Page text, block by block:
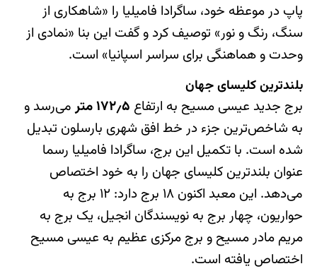
پاپ در موعظه خود، ساگرادا فامیلیا را «شاهکاری از
سنگ، رنگ و نور» توصیف کرد و گفت این بنا «نمادی از
وحدت و هماهنگی برای سراسر اسپانیا» است.
بلندترین کلیسای جهان
برج جدید عیسی مسیح به ارتفاع ۱۷۲٫۵ متر
می‌رسد و
به شاخص‌ترین جزء در خط افق شهری بارسلون تبدیل
شده است. با تکمیل این برج، ساگرادا فامیلیا رسما
عنوان بلندترین کلیسای جهان را به خود اختصاص
می‌دهد. این معبد اکنون ۱۸ برج دارد: ۱۲ برج به
حواریون، چهار برج به نویسندگان انجیل، یک برج به
مریم مادر مسیح و برج مرکزی عظیم به عیسی مسیح
اختصاص یافته است.